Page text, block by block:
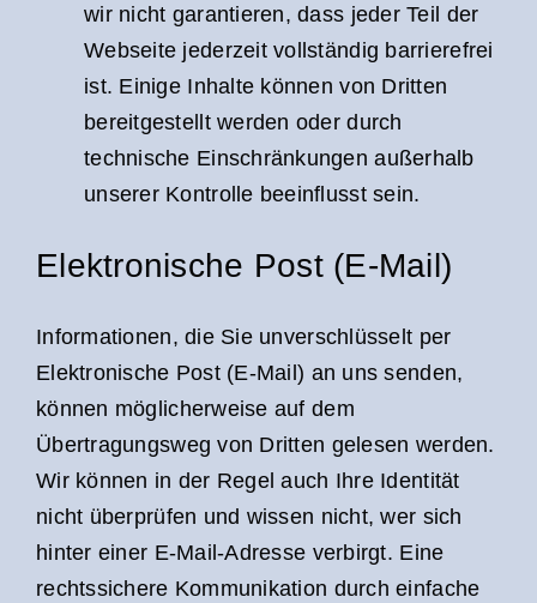
wir nicht garantieren, dass jeder Teil der
Webseite jederzeit vollständig barrierefrei
ist. Einige Inhalte können von Dritten
bereitgestellt werden oder durch
technische Einschränkungen außerhalb
unserer Kontrolle beeinflusst sein.
Elektronische Post (E-Mail)
Informationen, die Sie unverschlüsselt per
Elektronische Post (E-Mail) an uns senden,
können möglicherweise auf dem
Übertragungsweg von Dritten gelesen werden.
Wir können in der Regel auch Ihre Identität
nicht überprüfen und wissen nicht, wer sich
hinter einer E-Mail-Adresse verbirgt. Eine
rechtssichere Kommunikation durch einfache